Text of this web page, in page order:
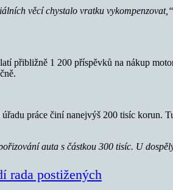
věcí chystalo vratku vykompenzovat,“
přibližně 1 200 příspěvků na nákup
práce činí nanejvýš 200 tisíc korun.
auta s částkou 300 tisíc. U
rada postižených